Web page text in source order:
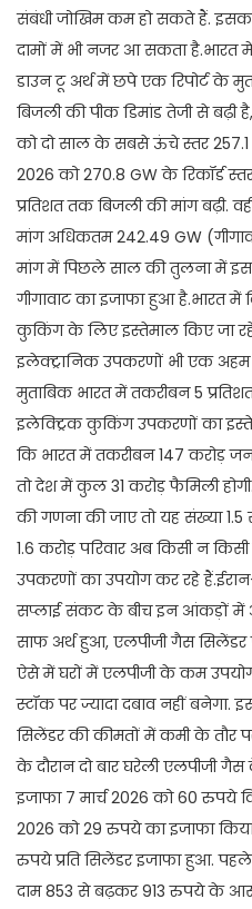
संबंधी जोखिम कम हो सकते हैं.
दामों में भी नजर आ सकता है.भारत
डाउन टू अर्थ में छपे एक रिपोर्ट के
बिजली की पीक डिमांड तेजी से
को दो साल के सबसे ऊंचे स्तर 257.1
2026 को 270.8 GW के रिकॉर्ड
प्रतिशत तक बिजली की मांग बढ़ी.
मांग अधिकतम 242.49 GW
मांग में पिछले साल की तुलना में
गीगावाट का इजाफा हुआ है.भारत में
कुकिंग के लिए इस्तेमाल किए जा
इलेक्ट्रानिक उपकरणों भी एक
मुताबिक भारत में तकरीबन 5
इलेक्ट्रिक कुकिंग उपकरणों का
कि भारत में तकरीबन 147 करोड़
तो देश में कुल 31 करोड़ फैमिली
की गणना की जाए तो यह संख्या 1.5
1.6 करोड़ परिवार अब किसी न
उपकरणों का उपयोग कर रहे
सप्लाई संकट के बीच इन आंकड़ों में
साफ अर्थ हुआ, एलपीजी गैस सिलेंडर
ऐसे में घरों में एलपीजी के कम
स्टॉक पर ज्यादा दबाव नहीं बनेगा.
सिलेंडर की कीमतों में कमी के तौर
के दौरान दो बार घरेली एलपीजी
इजाफा 7 मार्च 2026 को 60 रुपये
2026 को 29 रुपये का इजाफा
रुपये प्रति सिलेंडर इजाफा हुआ.
दाम 853 से बढ़कर 913 रुपये के